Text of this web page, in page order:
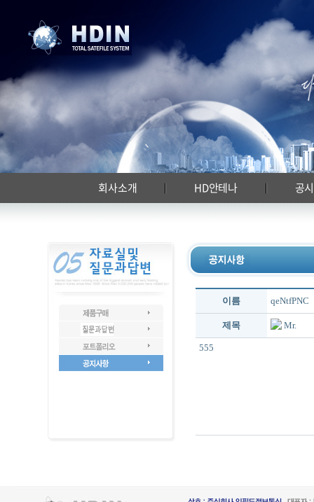
회사소개 HD안테나 공
이름 qeNtfPNC
제목 Mr.
555